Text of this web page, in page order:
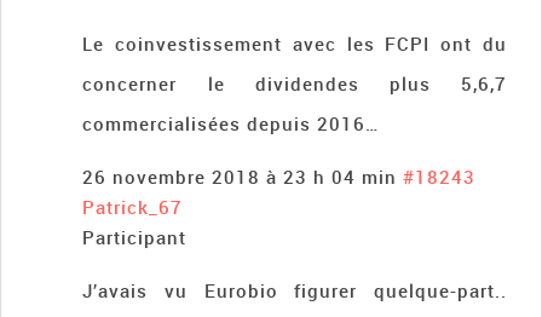
Le coinvestissement avec les FCPI ont du
concerner le dividendes plus 5,6,7
commercialisées depuis 2016…
26 novembre 2018 à 23 h 04 min #18243
Patrick_67
Participant
J’avais vu Eurobio figurer quelque-part..